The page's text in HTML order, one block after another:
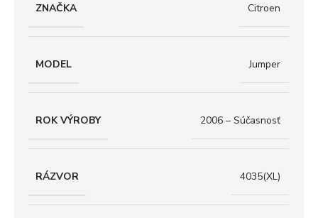
ZNAČKA Citroen
MODEL Jumper
ROK VÝROBY 2006 – Súčasnosť
RÁZVOR 4035(XL)